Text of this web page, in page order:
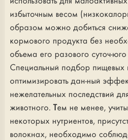
избыточным весом
образом можно добиться
кормового продукта без
объема его разового суточ-
Специальный подбор пищевых
оптимизировать дан-ный
нежелательных последствий
животного. Тем не менее,
некоторых нутриентов,
волокнах, необходимо